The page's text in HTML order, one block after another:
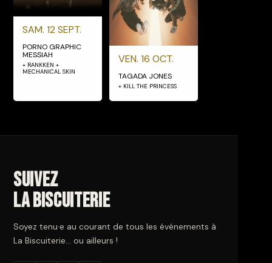
SAM. 12 SEPT.
PORNO GRAPHIC
MESSIAH
+ RANKKEN +
MECHANICAL SKIN
VEN. 16 OCT.
TAGADA JONES
+ KILL THE PRINCESS
Suivez
La Biscuiterie
Soyez tenu·e au courant de tous les événements à
La Biscuiterie… ou ailleurs !